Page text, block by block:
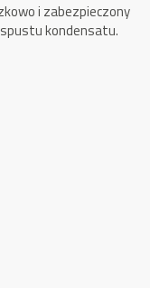
i zabezpieczony
kondensatu.